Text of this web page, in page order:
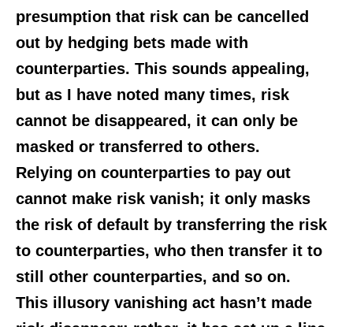
presumption that risk can be cancelled
out by hedging bets made with
counterparties. This sounds appealing,
but as I have noted many times, risk
cannot be disappeared, it can only be
masked or transferred to others.
Relying on counterparties to pay out
cannot make risk vanish; it only masks
the risk of default by transferring the risk
to counterparties, who then transfer it to
still other counterparties, and so on.
This illusory vanishing act hasn’t made